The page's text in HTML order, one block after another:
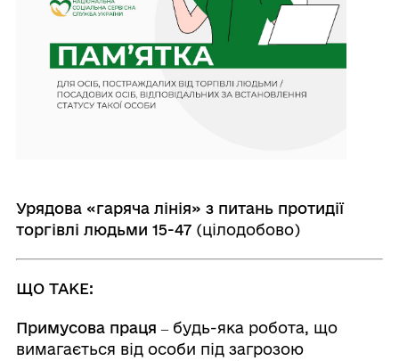
Урядова «гаряча лінія» з питань протидії
торгівлі людьми 15-47 (цілодобово)
ЩО ТАКЕ:
Примусова праця ‒ будь-яка робота, що
вимагається від особи під загрозою